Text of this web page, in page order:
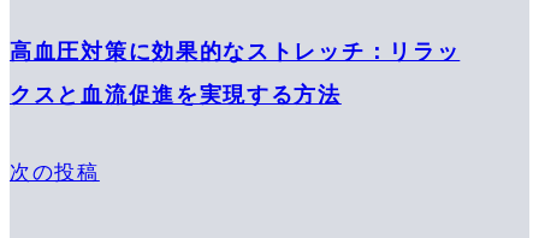
高血圧対策に効果的なストレッチ：リラッ
クスと血流促進を実現する方法
次の投稿